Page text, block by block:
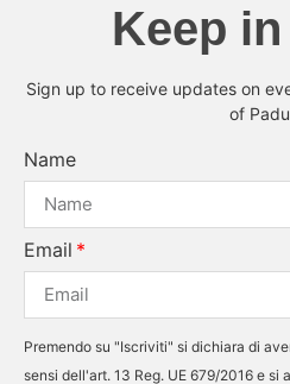
Keep
Sign up to receive updates on
of
Name
Email
Premendo su "Iscriviti" si dichiara di
sensi dell'art. 13 Reg. UE 679/2016 e si